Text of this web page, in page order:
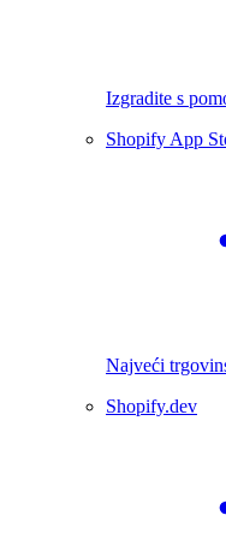
Izgradite s
Shopify App
Najveći
Shopify.dev